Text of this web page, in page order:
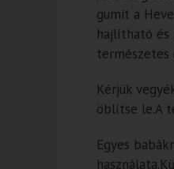
gumit a
hajlítható és
természetes
Kérjük
öblítse le.A
Egyes